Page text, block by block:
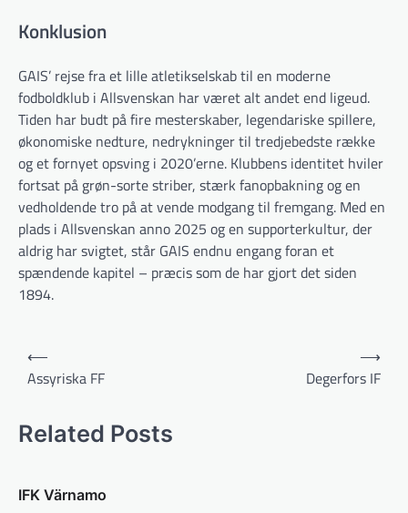
Konklusion
GAIS’ rejse fra et lille atletikselskab til en moderne
fodboldklub i Allsvenskan har været alt andet end ligeud.
Tiden har budt på fire mesterskaber, legendariske spillere,
økonomiske nedture, nedrykninger til tredjebedste række
og et fornyet opsving i 2020’erne. Klubbens identitet hviler
fortsat på grøn-sorte striber, stærk fanopbakning og en
vedholdende tro på at vende modgang til fremgang. Med en
plads i Allsvenskan anno 2025 og en supporterkultur, der
aldrig har svigtet, står GAIS endnu engang foran et
spændende kapitel – præcis som de har gjort det siden
1894.
Indlægsnavigation
⟵
Assyriska FF
Degerfors IF
⟶
Related Posts
IFK Värnamo